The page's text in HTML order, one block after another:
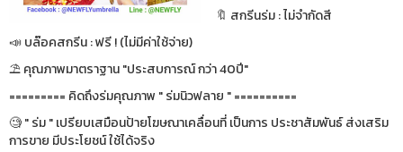
🔖 สกรีนร่ม : ไม่จำกัดสี
📣 บล๊อคสกรีน : ฟรี ! (ไม่มีค่าใช้จ่าย)
⛱ คุณภาพมาตราฐาน "ประสบการณ์ กว่า 40ปี"
========= คิดถึงร่มคุณภาพ " ร่มนิวฟลาย " ==========
🧐 " ร่ม " เปรียบเสมือนป้ายโฆษณาเคลื่อนที่ เป็นการ ประชาสัมพันธ์ ส่งเสริม
การขาย มีประโยชน์ ใช้ได้จริง